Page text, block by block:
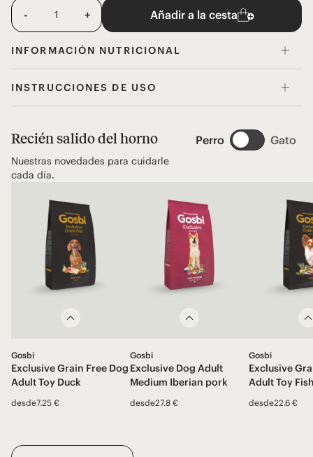
- + Añadir a la cesta
INFORMACIÓN NUTRICIONAL
INSTRUCCIONES DE USO
Recién salido del horno
Nuestras novedades para cuidarle
cada día.
Perro Gato
Gosbi
Exclusive Grain Free Dog
Adult Toy Duck
desde7.25 €
Gosbi
Exclusive Dog Adult
Medium Iberian pork
desde27.8 €
Gosbi
Exclusive
Adult Toy
desde22.6 €